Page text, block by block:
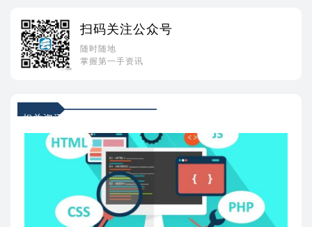
扫码关注公众号
随时随地
掌握第一手资讯
相关资讯